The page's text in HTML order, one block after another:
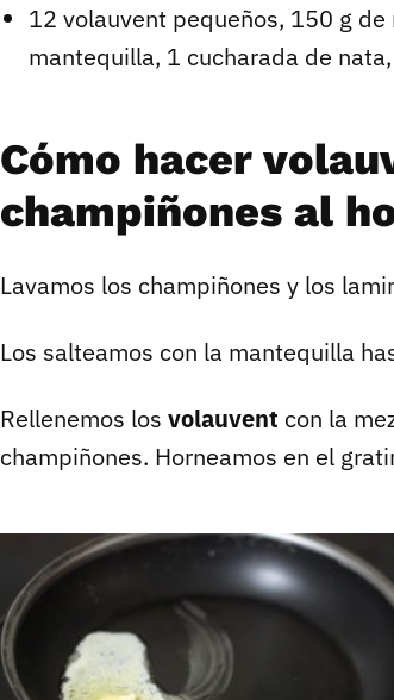
12 volauvent pequeños, 150 g
mantequilla, 1 cucharada de
Cómo hacer
champiñones al
Lavamos los champiñones y los
Los salteamos con la mantequilla
Rellenemos los volauvent con la
champiñones. Horneamos en el